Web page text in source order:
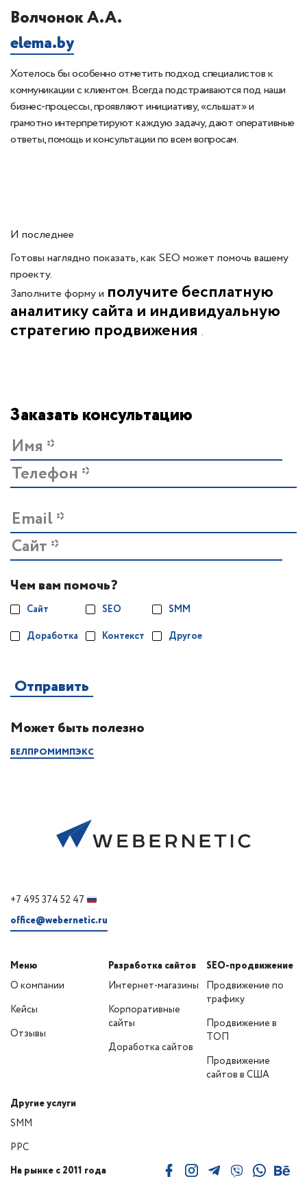
Волчонок А.А.
elema.by
Хотелось бы особенно отметить подход специалистов к
коммуникации с клиентом. Всегда подстраиваются под наши
бизнес-процессы, проявляют инициативу, «слышат» и
грамотно интерпретируют каждую задачу, дают оперативные
ответы, помощь и консультации по всем вопросам.
И последнее
Готовы наглядно показать, как SEO может помочь вашему
проекту.
Заполните форму и получите бесплатную
аналитику сайта и индивидуальную
стратегию продвижения .
Заказать консультацию
Чем вам помочь?
Сайт
Доработка
SEO
Контекст
SMM
Другое
Может быть полезно
БЕЛПРОМИМПЭКС
+7 495 374 52 47
office@webernetic.ru
Меню
О компании
Кейсы
Отзывы
Разработка сайтов
Интернет-магазины
Корпоративные
сайты
Доработка сайтов
SEO-продвижение
Продвижение по
трафику
Продвижение в
ТОП
Продвижение
сайтов в США
Другие услуги
SMM
PPC
На рынке с 2011 года